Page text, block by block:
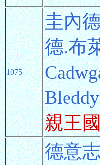
1075
圭內
德.布
親王
德意